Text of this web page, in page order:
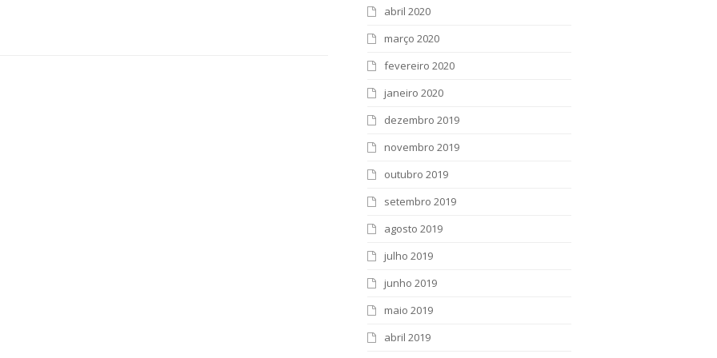
abril 2020
março 2020
fevereiro 2020
janeiro 2020
dezembro 2019
novembro 2019
outubro 2019
setembro 2019
agosto 2019
julho 2019
junho 2019
maio 2019
abril 2019